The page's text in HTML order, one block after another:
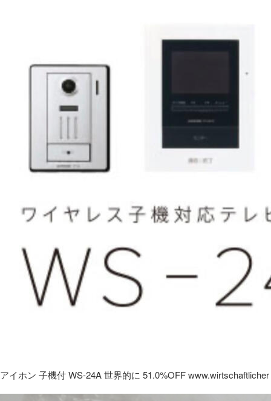
アイホン 子機付 WS-24A 世界的に 51.0%OFF www.wirtschaftlicher